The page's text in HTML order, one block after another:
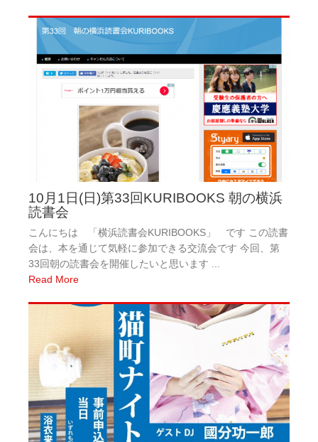
10月1日(日)第33回KURIBOOKS 朝の横浜
読書会
こんにちは 「横浜読書会KURIBOOKS」 です この読書
会は、本を通じて気軽に参加できる交流会です 今回、第
33回朝の読書会を開催したいと思います ...
Read More